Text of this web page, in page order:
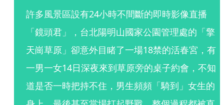
許多風景區設有24小時不間斷的即時影像直播
「鏡頭君」，台北陽明山國家公園管理處的「擎
天崗草原」卻意外目睹了一場18禁的活春宮，有
一男一女14日深夜來到草原旁的桌子約會，不知
道是否一時把持不住，男生頻頻「騎到」女生的